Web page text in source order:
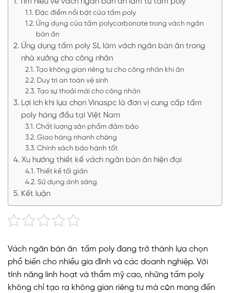
Đặc điểm nổi bật của tấm poly
Ứng dụng của tấm polycarbonate trong vách ngăn
bàn ăn
Ứng dụng tấm poly SL làm vách ngăn bàn ăn trong
nhà xưởng cho công nhân
Tạo không gian riêng tư cho công nhân khi ăn
Duy trì an toàn vệ sinh
Tạo sự thoải mái cho công nhân
Lợi ích khi lựa chọn Vinaspc là đơn vị cung cấp tấm
poly hàng đầu tại Việt Nam
Chất lượng sản phẩm đảm bảo
Giao hàng nhanh chóng
Chính sách bảo hành tốt
Xu hướng thiết kế vách ngăn bàn ăn hiện đại
Thiết kế tối giản
Sử dụng ánh sáng
Kết luận
Vách ngăn bàn ăn tấm poly đang trở thành lựa chọn
phổ biến cho nhiều gia đình và các doanh nghiệp. Với
tính năng linh hoạt và thẩm mỹ cao, những tấm poly
không chỉ tạo ra không gian riêng tư mà còn mang đến